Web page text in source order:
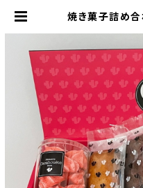
焼き菓子詰め